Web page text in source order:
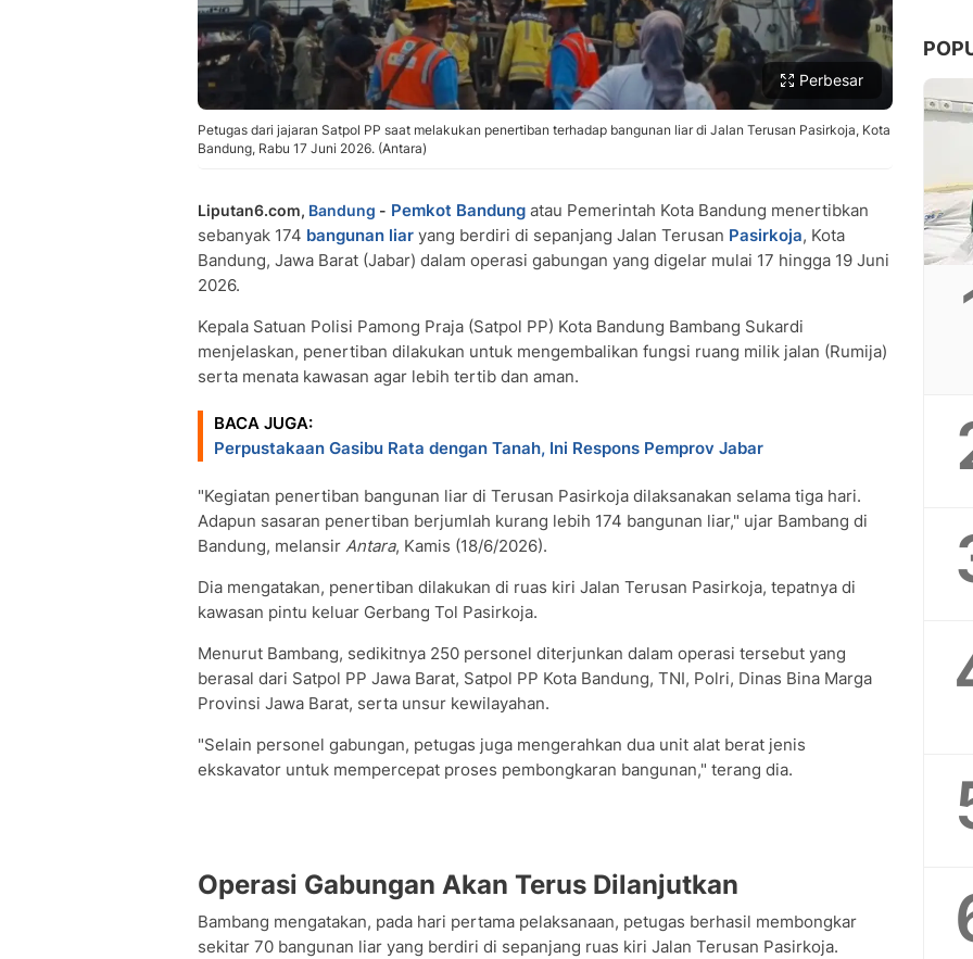
Perbesar
Petugas dari jajaran Satpol PP saat melakukan penertiban terhadap bangunan liar di Jalan Terusan Pasirkoja, Kota
Bandung, Rabu 17 Juni 2026. (Antara)
Liputan6.com, Bandung - Pemkot Bandung atau Pemerintah Kota Bandung menertibkan
sebanyak 174 bangunan liar yang berdiri di sepanjang Jalan Terusan Pasirkoja, Kota
Bandung, Jawa Barat (Jabar) dalam operasi gabungan yang digelar mulai 17 hingga 19 Juni
2026.
Kepala Satuan Polisi Pamong Praja (Satpol PP) Kota Bandung Bambang Sukardi
menjelaskan, penertiban dilakukan untuk mengembalikan fungsi ruang milik jalan (Rumija)
serta menata kawasan agar lebih tertib dan aman.
BACA JUGA:
Perpustakaan Gasibu Rata dengan Tanah, Ini Respons Pemprov Jabar
"Kegiatan penertiban bangunan liar di Terusan Pasirkoja dilaksanakan selama tiga hari.
Adapun sasaran penertiban berjumlah kurang lebih 174 bangunan liar," ujar Bambang di
Bandung, melansir Antara, Kamis (18/6/2026).
Dia mengatakan, penertiban dilakukan di ruas kiri Jalan Terusan Pasirkoja, tepatnya di
kawasan pintu keluar Gerbang Tol Pasirkoja.
Menurut Bambang, sedikitnya 250 personel diterjunkan dalam operasi tersebut yang
berasal dari Satpol PP Jawa Barat, Satpol PP Kota Bandung, TNI, Polri, Dinas Bina Marga
Provinsi Jawa Barat, serta unsur kewilayahan.
"Selain personel gabungan, petugas juga mengerahkan dua unit alat berat jenis
ekskavator untuk mempercepat proses pembongkaran bangunan," terang dia.
Operasi Gabungan Akan Terus Dilanjutkan
Bambang mengatakan, pada hari pertama pelaksanaan, petugas berhasil membongkar
sekitar 70 bangunan liar yang berdiri di sepanjang ruas kiri Jalan Terusan Pasirkoja.